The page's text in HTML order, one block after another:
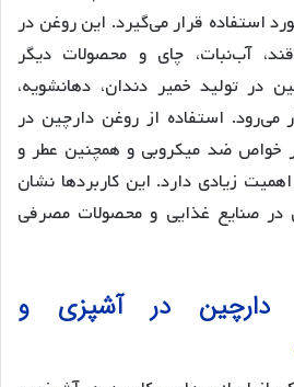
استفاده قرار می‌گیرد. این روغن در
آب‌نبات، چای و محصولات دیگر
در تولید خمیر دندان، دهانشویه،
می‌رود. استفاده از روغن دارچین در
خواص ضد میکروبی و همچنین عطر و
زیادی دارد. این کاربردها نشان
صنایع غذایی و محصولات مصرفی
دارچین در آشپزی و